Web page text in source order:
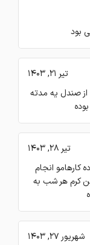
بود
تیر 21, 1403
صندل یه مدته
تیر 28, 1403
کارهامو انجام
کرم هر شب به
شهریور 27, 1403